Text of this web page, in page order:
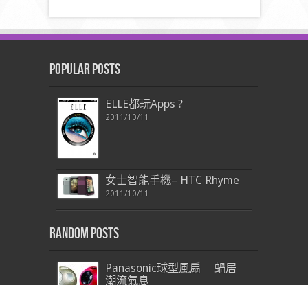
Popular Posts
ELLE都玩Apps ?
2011/10/11
女士智能手機– HTC Rhyme
2011/10/11
Random Posts
Panasonic球型風扇 蝸居
潮流氣息